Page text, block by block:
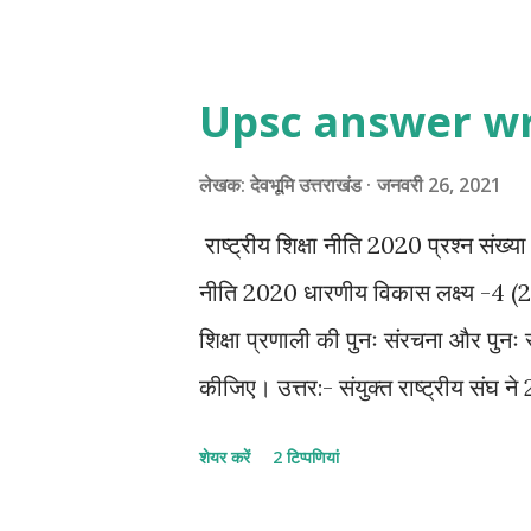
लिए घर से दूर भेजती है। 10 वर्ष से ही
देखता है । और तरह-तरह के बच्चों से,
है । वह देखता है , हर किसी में कुछ ना
Upsc answer
लेखक: देवभूमि उत्तराखंड जनवरी 26, 2021
राष्ट्रीय शिक्षा नीति 2020 प्रश्न
नीति 2020 धारणीय विकास लक्ष्य -
शिक्षा प्रणाली की पुनः संरचना और
कीजिए। उत्तर:- संयुक्त राष्ट्रीय संघ
शेयर करें 2 टिप्पणियां